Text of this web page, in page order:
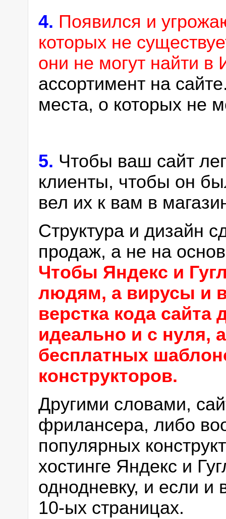
4. Появился и
которых не
они не могут найти в
ассортимент на
места, о которых не
5. Чтобы ваш сайт
клиенты, чтобы он
вел их к вам в
Структура и дизайн
продаж, а не на
Чтобы Яндекс и
людям, а вирусы и
верстка кода
идеально и с нуля,
бесплатных
конструкторов.
Другими словами,
фрилансера, либо
популярных
хостинге Яндекс и
однодневку, и если и
10-ых страницах.